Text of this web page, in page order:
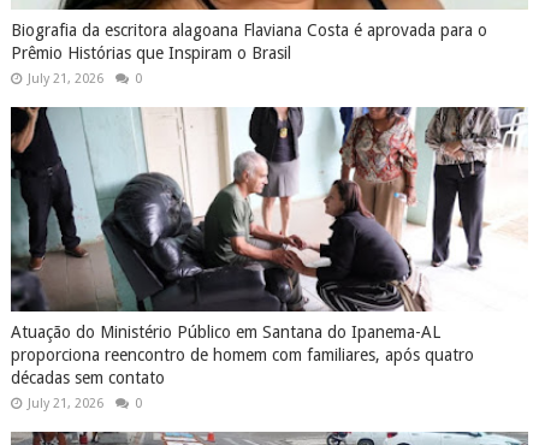
Biografia da escritora alagoana Flaviana Costa é aprovada para o
Prêmio Histórias que Inspiram o Brasil
July 21, 2026 0
Atuação do Ministério Público em Santana do Ipanema-AL
proporciona reencontro de homem com familiares, após quatro
décadas sem contato
July 21, 2026 0